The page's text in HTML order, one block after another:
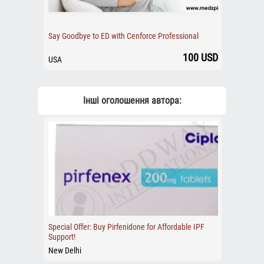
Say Goodbye to ED with Cenforce Professional
USA 100 USD
Інші оголошення автора:
Special Offer: Buy Pirfenidone for Affordable IPF
Support!
New Delhi